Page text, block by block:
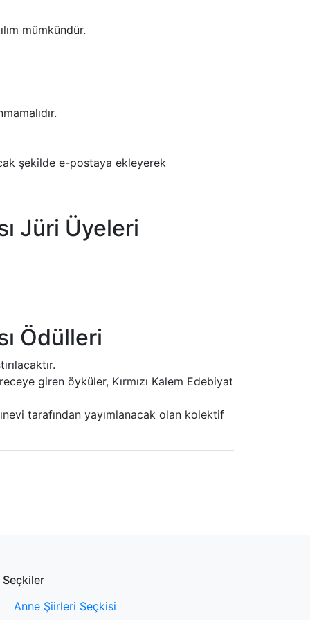
mümkündür.
şekilde e-postaya ekleyerek
Jüri Üyeleri
Ödülleri
giren öyküler, Kırmızı Kalem Edebiyat
tarafından yayımlanacak olan kolektif
Seçkiler
Anne Şiirleri Seçkisi